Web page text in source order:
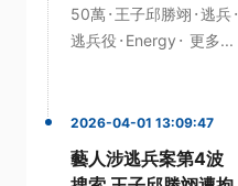
50萬· 王子邱勝翊 ·逃兵·
逃兵役 · Energy · 更多...
2026-04-01 13:09:47
藝人涉逃兵案第4波